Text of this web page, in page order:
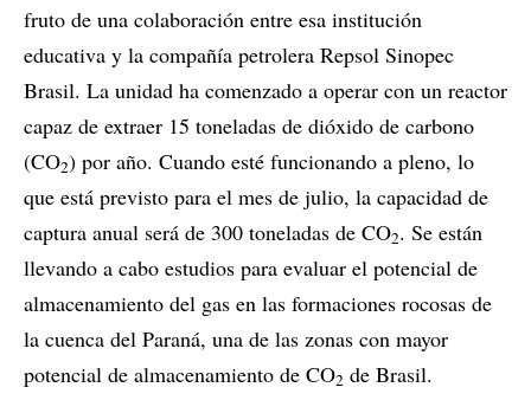
fruto de una colaboración entre esa institución
educativa y la compañía petrolera Repsol Sinopec
Brasil. La unidad ha comenzado a operar con un reactor
capaz de extraer 15 toneladas de dióxido de carbono
(CO2) por año. Cuando esté funcionando a pleno, lo
que está previsto para el mes de julio, la capacidad de
captura anual será de 300 toneladas de CO2. Se están
llevando a cabo estudios para evaluar el potencial de
almacenamiento del gas en las formaciones rocosas de
la cuenca del Paraná, una de las zonas con mayor
potencial de almacenamiento de CO2 de Brasil.